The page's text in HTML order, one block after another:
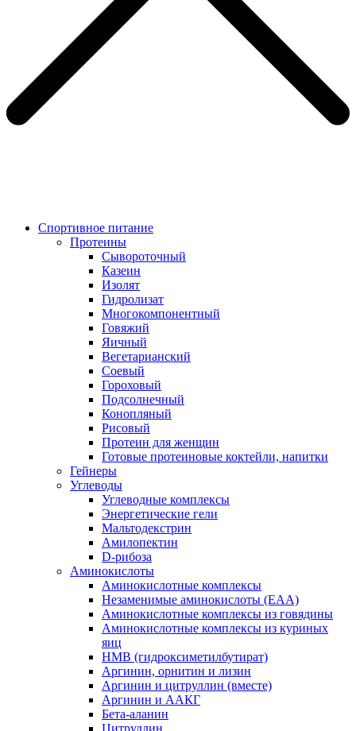
Спортивное питание
Протеины
Сывороточный
Казеин
Изолят
Гидролизат
Многокомпонентный
Говяжий
Яичный
Вегетарианский
Соевый
Гороховый
Подсолнечный
Конопляный
Рисовый
Протеин для женщин
Готовые протеиновые коктейли, напитки
Гейнеры
Углеводы
Углеводные комплексы
Энергетические гели
Мальтодекстрин
Амилопектин
D-рибоза
Аминокислоты
Аминокислотные комплексы
Незаменимые аминокислоты (EAA)
Аминокислотные комплексы из говядины
Аминокислотные комплексы из куриных
яиц
HMB (гидроксиметилбутират)
Аргинин, орнитин и лизин
Аргинин и цитруллин (вместе)
Аргинин и ААКГ
Бета-аланин